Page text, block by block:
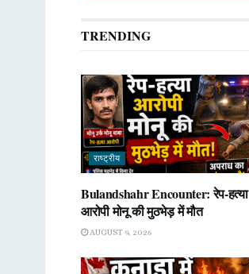
TRENDING
राष्ट्रीय
Bulandshahr Encounter: रेप-हत्या
आरोपी मोनू की मुठभेड़ में मौत
AUGUST 9, 2026